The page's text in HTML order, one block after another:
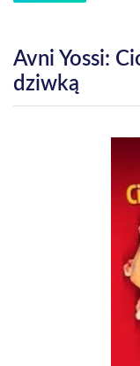
Avni Yossi:
dziwką